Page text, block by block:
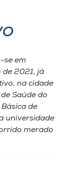
se em
de 2021, já
na cidade
Saúde do
de
universidade
merado